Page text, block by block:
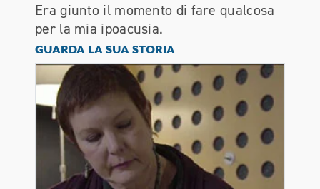
Era giunto il momento di fare qualcosa
per la mia ipoacusia.
John
GUARDA LA SUA STORIA